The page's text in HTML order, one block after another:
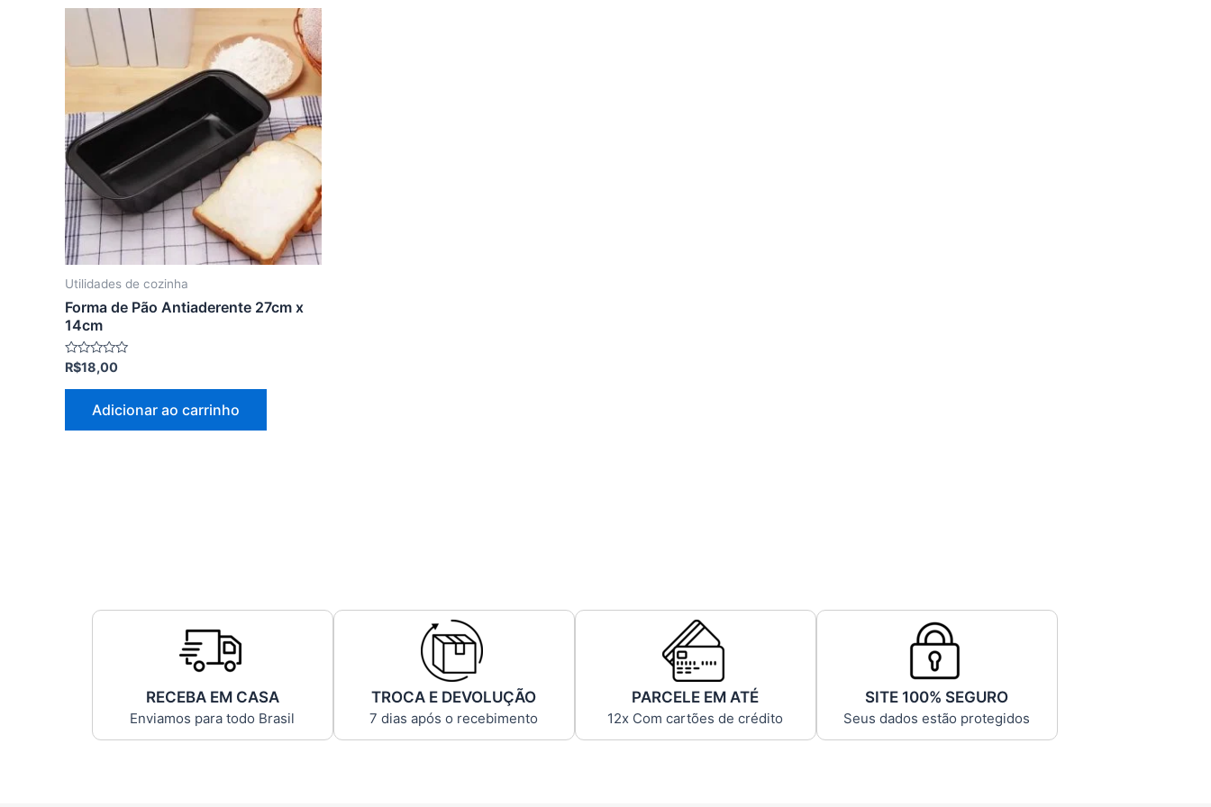
Utilidades de cozinha
Forma de Pão Antiaderente 27cm x
14cm
Avaliação
de
R$18,00
Adicionar ao carrinho
RECEBA EM CASA
Enviamos para todo Brasil
TROCA E DEVOLUÇÃO
7 dias após o recebimento
PARCELE EM ATÉ
12x Com cartões de crédito
SITE 100% SEGURO
Seus dados estão protegidos